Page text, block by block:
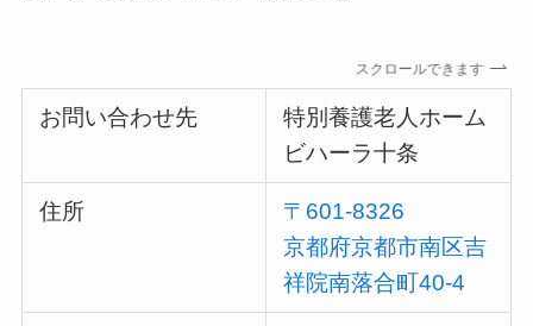
スクロールできます
お問い合わせ先
特別養護老人ホーム
ビハーラ十条
住所
〒601-8326
京都府京都市南区吉
祥院南落合町40‐4